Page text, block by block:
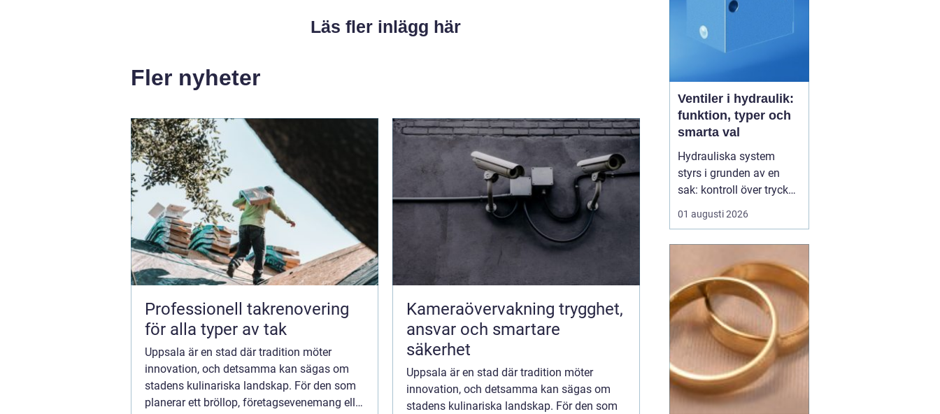
Läs fler inlägg här
Fler nyheter
Professionell takrenovering
för alla typer av tak
Uppsala är en stad där tradition möter
innovation, och detsamma kan sägas om
stadens kulinariska landskap. För den som
planerar ett bröllop, företagsevenemang eller
Kameraövervakning trygghet,
ansvar och smartare
säkerhet
Uppsala är en stad där tradition möter
innovation, och detsamma kan sägas om
stadens kulinariska landskap. För den som
Ventiler i hydraulik:
funktion, typer och
smarta val
Hydrauliska system
styrs i grunden av en
sak: kontroll över tryck
och flöde. I centrum står
Ventiler
håll och med vilket tryck.
Utan rätt ventiler blir
även den m...
01 augusti 2026